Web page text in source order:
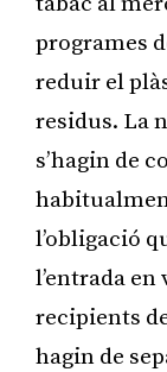
programes
reduir el
residus. La
s’hagin de
l’obligació
l’entrada
recipients
hagin de